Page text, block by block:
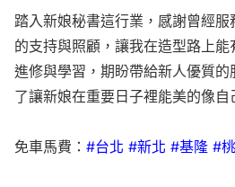
踏入新娘秘書這行業，感謝曾經
的支持與照顧，讓我在造型路上
進修與學習，期盼帶給新人優質
了讓新娘在重要日子裡能美的像自
免車馬費： #台北 #新北 #基隆 #